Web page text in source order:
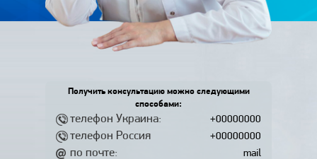
Получить консультацию можно следующими
способами:
телефон Украина: +00000000
телефон Россия +00000000
по почте: mail